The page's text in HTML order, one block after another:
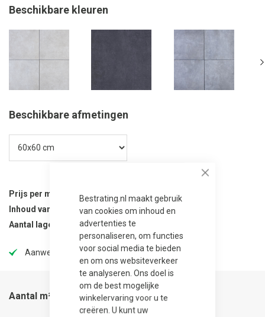
Bestrating.nl maakt gebruik
van cookies om inhoud en
advertenties te
personaliseren, om functies
voor social media te bieden
en om ons websiteverkeer
te analyseren. Ons doel is
om de best mogelijke
winkelervaring voor u te
creëren. U kunt uw
Beschikbare kleuren
Beschikbare afmetingen
Prijs per m²
76,95
Inhoud van verpakking 10.08 m²
Aantal lagen per verpakking
28
Aanwezig in onze showtuin
Aantal m²